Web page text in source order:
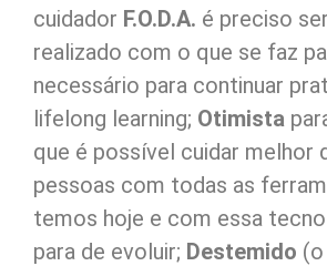
cuidador F.O.D.A. é preciso ser
realizado com o que se faz
necessário para continuar
lifelong learning; Otimista
que é possível cuidar melhor
pessoas com todas as
temos hoje e com essa
para de evoluir; Destemido